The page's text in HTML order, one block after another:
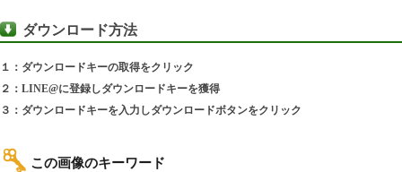
ダウンロード方法
１：ダウンロードキーの取得をクリック
２：LINE@に登録しダウンロードキーを獲得
３：ダウンロードキーを入力しダウンロードボタンをクリック
この画像のキーワード